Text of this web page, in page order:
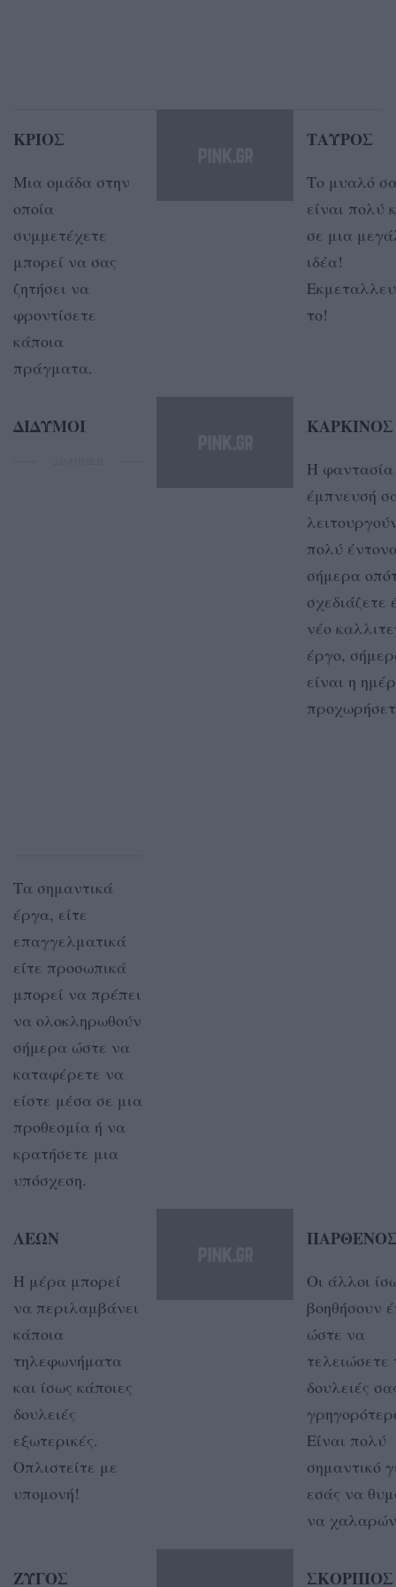
ΚΡΙΟΣ
Μια ομάδα στην
οποία
συμμετέχετε
μπορεί να σας
ζητήσει να
φροντίσετε
κάποια
πράγματα.
ΤΑΥΡΟΣ
Το μυαλό
είναι πολύ
σε μια
ιδέα!
το!
ΔΙΔΥΜΟΙ
Τα σημαντικά
έργα, είτε
επαγγελματικά
είτε προσωπικά
μπορεί να πρέπει
να ολοκληρωθούν
σήμερα ώστε να
καταφέρετε να
είστε μέσα σε μια
προθεσμία ή να
κρατήσετε μια
υπόσχεση.
ΚΑΡΚΙΝΟΣ
Η φαντασία
έμπνευσή
πολύ
σήμερα
σχεδιάζετε
νέο
έργο,
είναι η
ΛΕΩΝ
Η μέρα μπορεί
να περιλαμβάνει
κάποια
τηλεφωνήματα
και ίσως κάποιες
δουλειές
εξωτερικές.
Οπλιστείτε με
υπομονή!
Oι άλλοι
βοηθήσουν
ώστε να
τελειώσετε
δουλειές
Είναι πολύ
σημαντικό
εσάς να
να
ΖΥΓΟΣ ΣΚΟΡΠΙΟΣ